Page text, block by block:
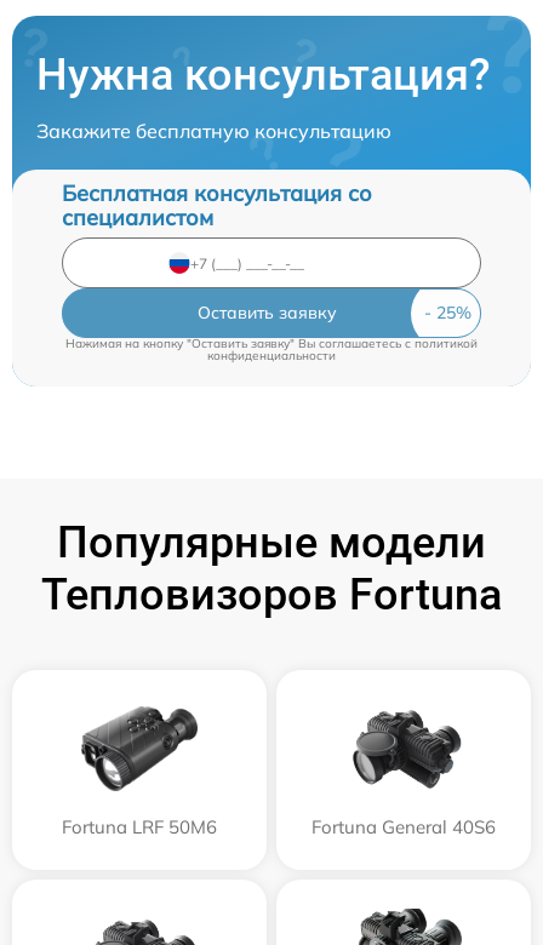
Нужна консультация?
Закажите бесплатную консультацию
Бесплатная консультация со
специалистом
Оставить заявку
Нажимая на кнопку "Оставить заявку" Вы соглашаетесь cполитикой
конфиденциальности
Популярные модели
Тепловизоров Fortuna
Fortuna LRF 50M6 Fortuna General 40S6